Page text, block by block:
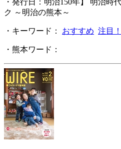
ク ～明治の熊本～
・キーワード： おすすめ 注目！
・熊本ワード：